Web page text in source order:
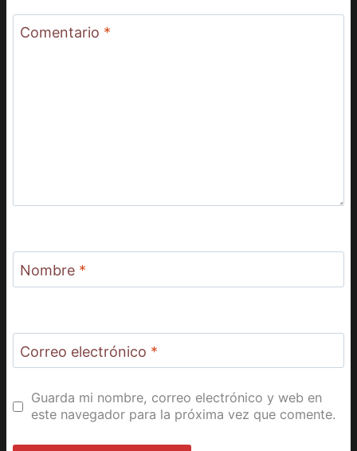
Comentario *
Nombre *
Correo electrónico *
Guarda mi nombre, correo electrónico y web en
este navegador para la próxima vez que comente.